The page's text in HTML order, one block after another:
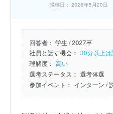
投稿日： 2026年5月20日
回答者： 学生 / 2027卒
社員と話す機会： 30分以上
理解度： 高い
選考ステータス： 選考落選
参加イベント： インターン /